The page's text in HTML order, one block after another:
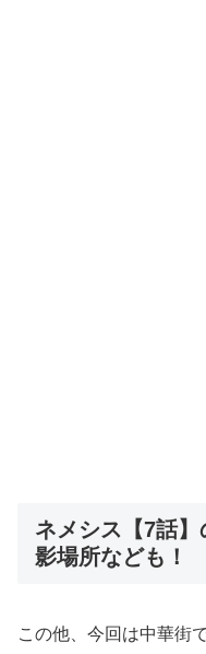
ネメシス【7話
影場所なども！
この他、今回は中華街